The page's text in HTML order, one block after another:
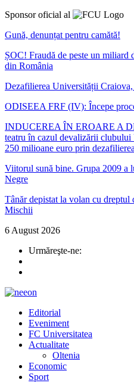
Sponsor oficial al
Gună, denunțat pentru camătă!
ȘOC! Fraudă de peste un miliard
din România
Dezafilierea Universității
ODISEEA FRF (IV): Începe
INDUCEREA ÎN EROARE A
teatru în cazul devalizării clubului
250 milioane euro prin
Viitorul sună bine. Grupa 2009 a
Negre
Tânăr depistat la volan cu dreptul
Mischii
6 August 2026
Urmăreşte-ne:
Editorial
Eveniment
FC Universitatea
Actualitate
Oltenia
Economic
Sport